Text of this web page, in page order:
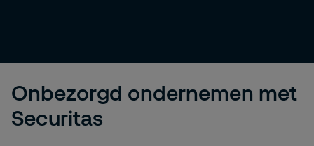
Onbezorgd ondernemen met
Securitas